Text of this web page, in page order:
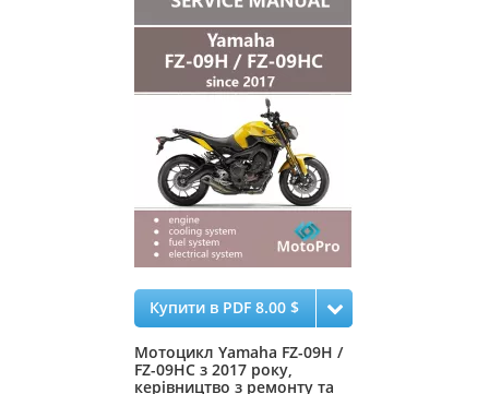
Купити в PDF 8.00 $
Мотоцикл Yamaha FZ-09H /
FZ-09HC з 2017 року,
керівництво з ремонту та